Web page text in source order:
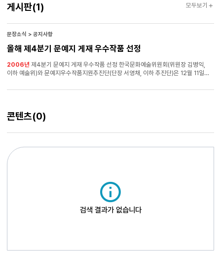
매고크레파스아무렇게나 그어댄 스케치북을 창마다 끼우고물안개 하얀 쌀뜨물로
받쳐밥을 하고 바다를 불러 식탁에 앉힐 때비가 오고몸의 바닥을 바글바글 기어온 빨간
벌레들이 눈꺼풀 속에서 눈을 파먹고 있다슬픔은 풍경의 전부를 사용한다 —신용목,
「저지르는 비」(『현대시학』, 2014년
실의와 우울의 감정을 용납하지 않는 분위 기가 강했다.
게시판(1)
문장소식 > 공지사항
올해 제4분기 문예지 게재 우수작품 선정
2006년 제4분기 문예지 게재 우수작품 선정 한국문화예술위원회(위원장 김병익,
이하 예술위)와 문예지우수작품지원추진단(단장 서영채, 이하 추진단)은 12월 11일
문예지우수작품지원사업은 문예지를 통해 발표된 작품 중 분기별로 우수작품을
희망을 불어넣고자 지난 2005년부터 시행되어왔다.
우수작품 지원사업은
반년간지 하반기호 중 발행일이 7월부터 9월까지인 경우) 발표된 시(시조 포함)와
게시판
모두보기
콘텐츠(0)
검색 결과가 없습니다